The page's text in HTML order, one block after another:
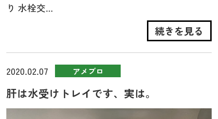
り 水栓交...
続きを見る
2020.02.07 アメブロ
肝は水受けトレイです、実は。